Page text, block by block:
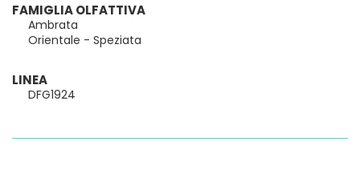
FAMIGLIA OLFATTIVA
Ambrata
Orientale - Speziata
LINEA
DFG1924